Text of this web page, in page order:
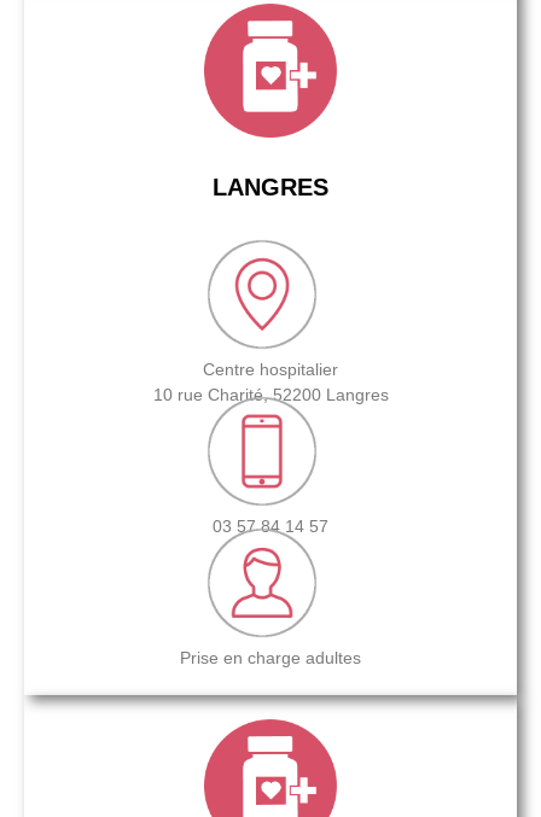
LANGRES
Centre hospitalier
10 rue Charité, 52200 Langres
03 57 84 14 57
Prise en charge adultes